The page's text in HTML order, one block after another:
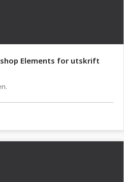
Elements for utskrift